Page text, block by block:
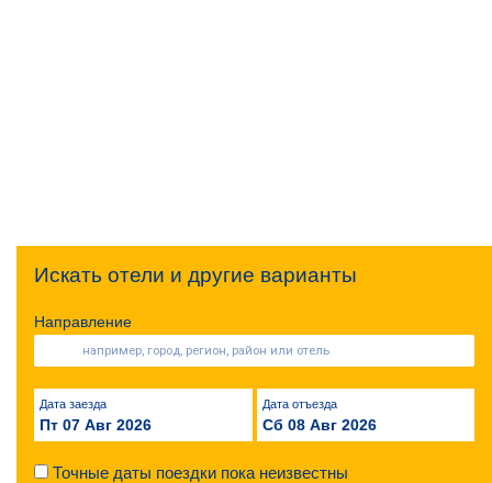
Искать отели и другие варианты
Направление
Дата заезда
Пт 07 Авг 2026
Дата отъезда
Сб 08 Авг 2026
Точные даты поездки пока неизвестны